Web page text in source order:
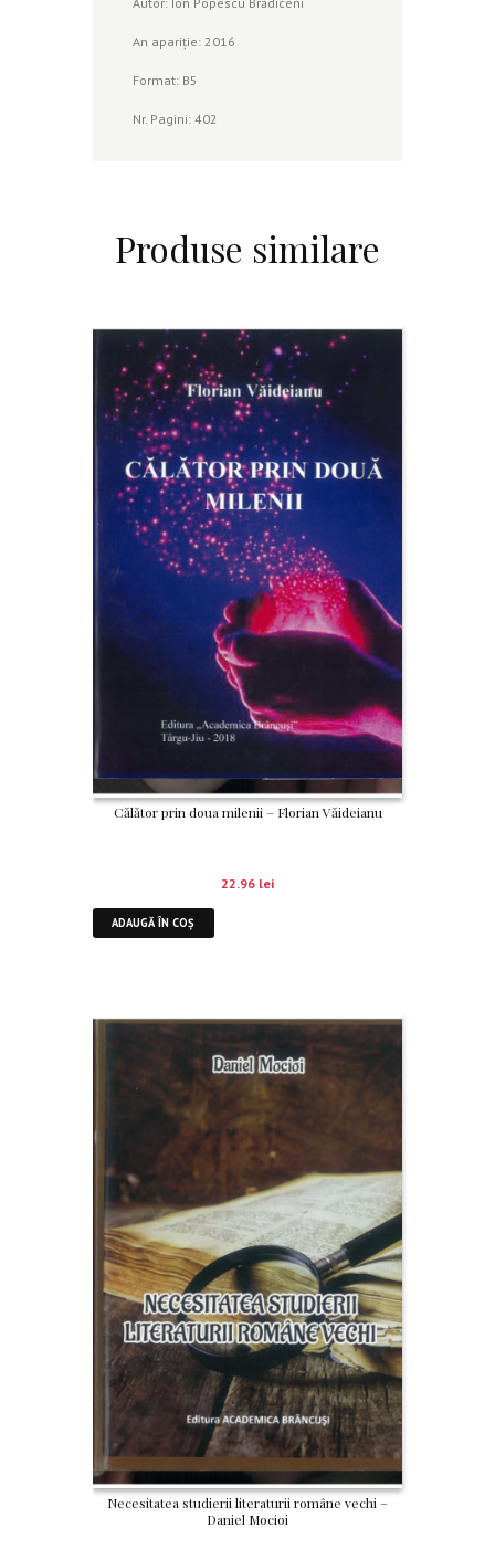
An apariție: 2016
Format: B5
Nr. Pagini: 402
Produse similare
Călător prin doua milenii – Florian Văideianu
22.96 lei
ADAUGĂ ÎN COȘ
Necesitatea studierii literaturii române vechi –
Daniel Mocioi